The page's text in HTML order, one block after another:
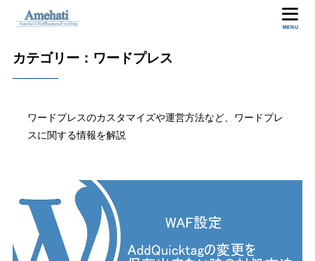
MENU
カテゴリー：ワードプレス
ワードプレスのカスタマイズや運営方法など、ワードプレ
スに関する情報を解説